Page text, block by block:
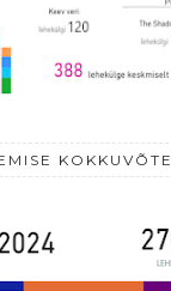
KOKKUVÕTE